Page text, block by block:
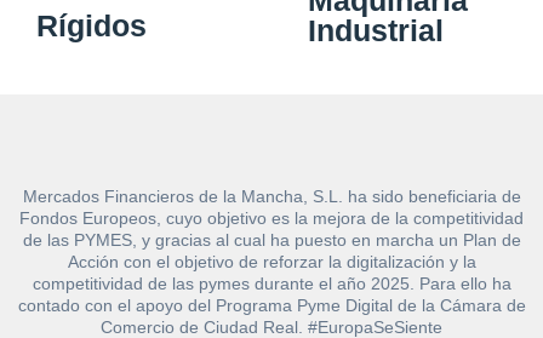
Rígidos
Industrial
Mercados Financieros de la Mancha, S.L. ha sido beneficiaria de
Fondos Europeos, cuyo objetivo es la mejora de la competitividad
de las PYMES, y gracias al cual ha puesto en marcha un Plan de
Acción con el objetivo de reforzar la digitalización y la
competitividad de las pymes durante el año 2025. Para ello ha
contado con el apoyo del Programa Pyme Digital de la Cámara de
Comercio de Ciudad Real. #EuropaSeSiente